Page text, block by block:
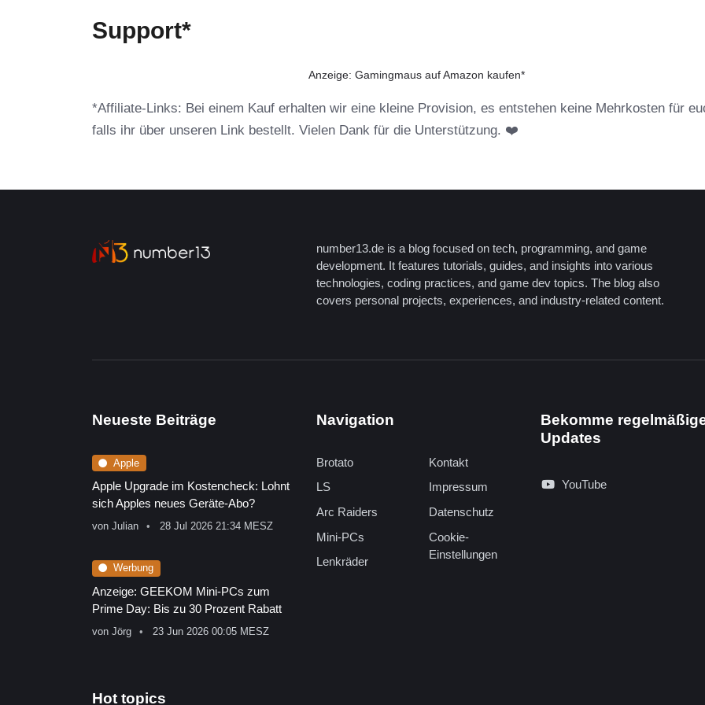
Support*
Anzeige: Gamingmaus auf Amazon kaufen*
*Affiliate-Links: Bei einem Kauf erhalten wir eine kleine Provision, es entstehen keine Mehrkosten für
falls ihr über unseren Link bestellt. Vielen Dank für die Unterstützung. ❤️
number13.de is a blog focused on tech, programming, and game
development. It features tutorials, guides, and insights into various
technologies, coding practices, and game dev topics. The blog also
covers personal projects, experiences, and industry-related content.
Neueste Beiträge
Apple
Apple Upgrade im Kostencheck: Lohnt
sich Apples neues Geräte-Abo?
von Julian 28 Jul 2026 21:34 MESZ
Werbung
Anzeige: GEEKOM Mini-PCs zum
Prime Day: Bis zu 30 Prozent Rabatt
von Jörg 23 Jun 2026 00:05 MESZ
Navigation
Brotato
LS
Arc Raiders
Mini-PCs
Lenkräder
Kontakt
Impressum
Datenschutz
Cookie-
Einstellungen
Bekomme
Updates
YouTube
Hot topics